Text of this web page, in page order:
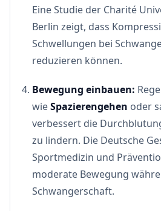
Eine Studie der Charité
Berlin zeigt, dass
Schwellungen bei
reduzieren können.
Bewegung einbauen:
wieSpazierengehen oder
verbessert die
zu lindern. Die Deutsche
Sportmedizin und
moderate Bewegung
Schwangerschaft.